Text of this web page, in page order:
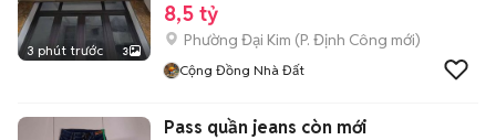
3 phút trước 3
8,5 tỷ
Phường Đại Kim (P. Định Công mới)
Cộng Đồng Nhà Đất
Pass quần jeans còn mới